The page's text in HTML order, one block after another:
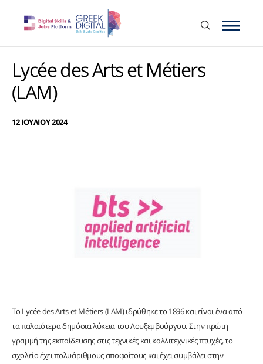
Lycée des Arts et Métiers
(LAM)
12 ΙΟΥΛΙΟΥ 2024
Το Lycée des Arts et Métiers (LAM) ιδρύθηκε το 1896 και είναι ένα από
τα παλαιότερα δημόσια λύκεια του Λουξεμβούργου. Στην πρώτη
γραμμή της εκπαίδευσης στις τεχνικές και καλλιτεχνικές πτυχές, το
σχολείο έχει πολυάριθμους αποφοίτους και έχει συμβάλει στην